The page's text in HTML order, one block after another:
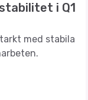
i Q1
med stabila